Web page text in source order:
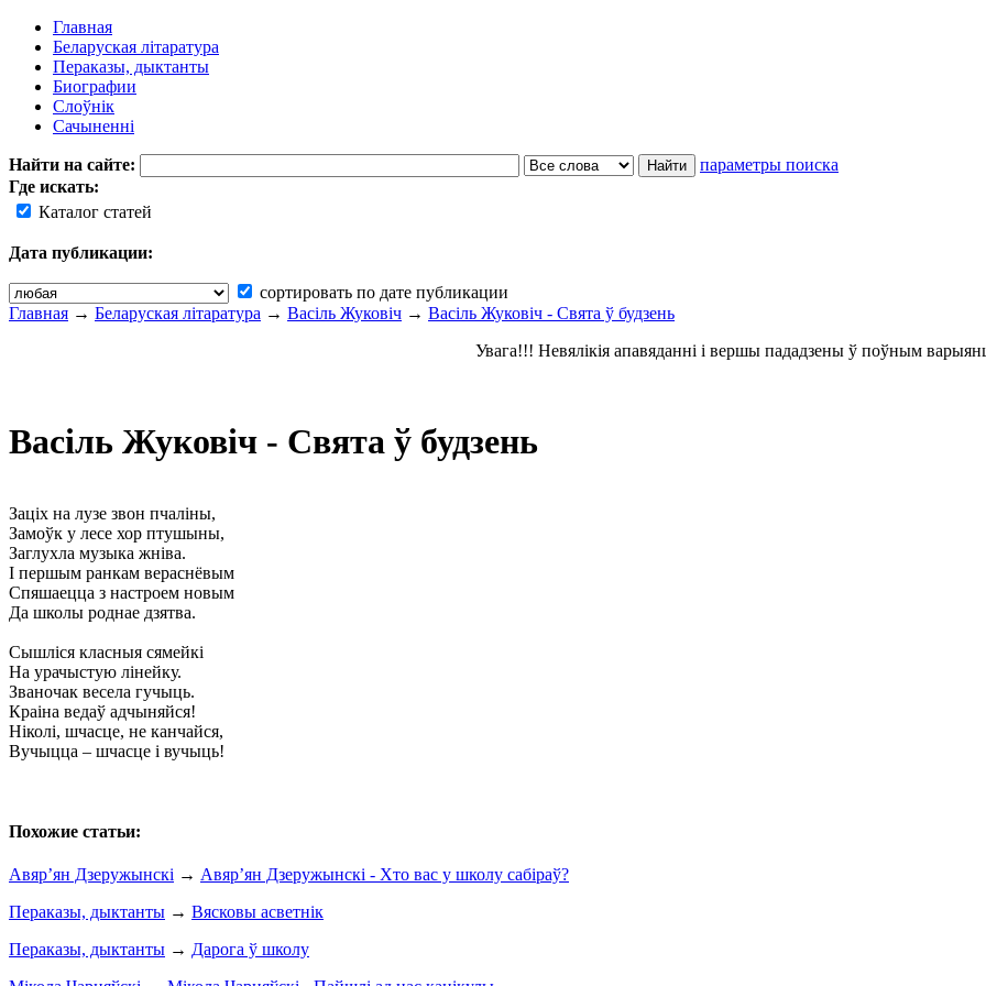
Главная
Беларуская літаратура
Пераказы, дыктанты
Биографии
Слоўнік
Сачыненні
Найти на сайте:
параметры поиска
Где искать:
Каталог статей
Дата публикации:
сортировать по дате публикации
Главная → Беларуская літаратура → Васіль Жуковіч → Васіль Жуковіч - Свята ў будзень
Увага!!! Невялікія апавяданні і вершы пададзены ў поўным
Васіль Жуковіч - Свята ў будзень
Заціх на лузе звон пчаліны,
Замоўк у лесе хор птушыны,
Заглухла музыка жніва.
І першым ранкам вераснёвым
Спяшаецца з настроем новым
Да школы роднае дзятва.
Сышліся класныя сямейкі
На урачыстую лінейку.
Званочак весела гучыць.
Краіна ведаў адчыняйся!
Ніколі, шчасце, не канчайся,
Вучыцца – шчасце і вучыць!
Похожие статьи:
Авяр’ян Дзеружынскі → Авяр’ян Дзеружынскі - Хто вас у школу сабіраў?
Пераказы, дыктанты → Вясковы асветнік
Пераказы, дыктанты → Дарога ў школу